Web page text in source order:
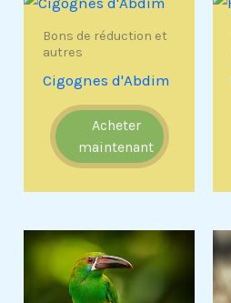
Bons de réduction et
autres
Cigognes d'Abdim
Acheter
maintenant